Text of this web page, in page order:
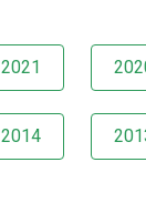
2021
2014